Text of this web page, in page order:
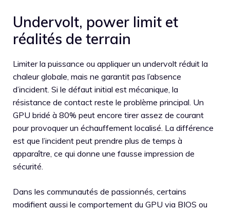
Undervolt, power limit et
réalités de terrain
Limiter la puissance ou appliquer un undervolt réduit la
chaleur globale, mais ne garantit pas l’absence
d’incident. Si le défaut initial est mécanique, la
résistance de contact reste le problème principal. Un
GPU bridé à 80% peut encore tirer assez de courant
pour provoquer un échauffement localisé. La différence
est que l’incident peut prendre plus de temps à
apparaître, ce qui donne une fausse impression de
sécurité.
Dans les communautés de passionnés, certains
modifient aussi le comportement du GPU via BIOS ou